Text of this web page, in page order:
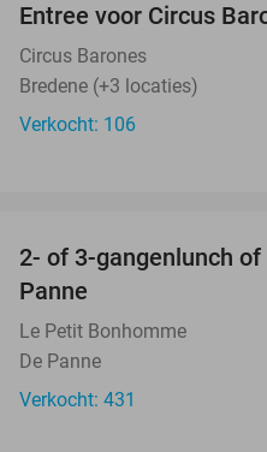
Entree voor Circus
Circus Barones
Bredene (+3 locaties)
Verkocht: 106
2- of 3-gangenlunch
Panne
Le Petit Bonhomme
De Panne
Verkocht: 431